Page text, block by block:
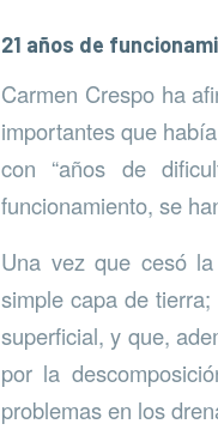
21 años de
Carmen Crespo ha
importantes que
con “años de
funcionamiento, se
Una vez que cesó
simple capa de
superficial, y que,
por la
problemas en los